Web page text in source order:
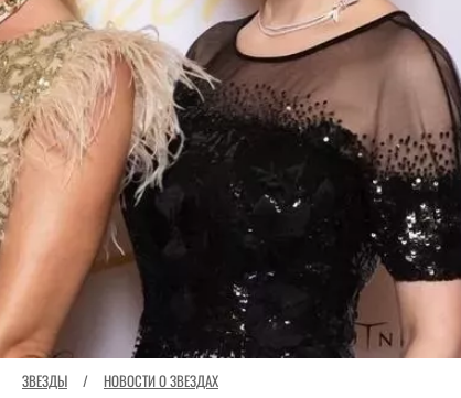
ЗВЕЗДЫ / НОВОСТИ О ЗВЕЗДАХ